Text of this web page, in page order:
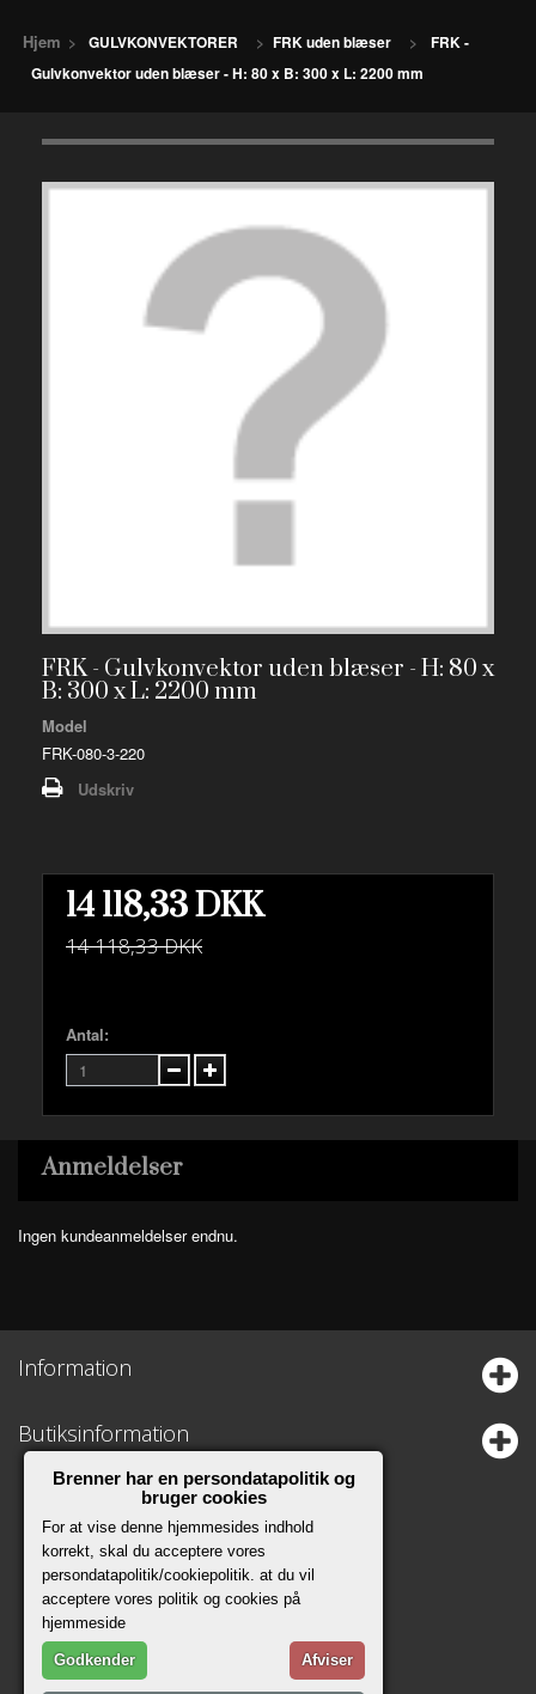
Hjem > GULVKONVEKTORER > FRK uden blæser >
FRK -
Gulvkonvektor uden blæser - H: 80 x B: 300 x L: 2200 mm
FRK - Gulvkonvektor uden blæser - H: 80 x
B: 300 x L: 2200 mm
Model
FRK-080-3-220
Udskriv
14 118,33 DKK
14 118,33 DKK
Antal:
Anmeldelser
Ingen kundeanmeldelser endnu.
Information
Butiksinformation
Brenner har en persondatapolitik og
bruger cookies
For at vise denne hjemmesides indhold
korrekt, skal du acceptere vores
persondatapolitik/cookiepolitik. at du vil
acceptere vores politik og cookies på
hjemmeside
Godkender Afviser